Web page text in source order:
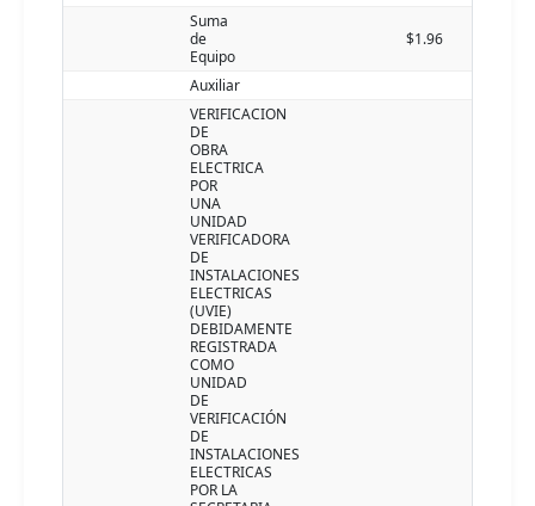
Suma
de
Equipo
$1.96
Auxiliar
VERIFICACION
DE
OBRA
ELECTRICA
POR
UNA
UNIDAD
VERIFICADORA
DE
INSTALACIONES
ELECTRICAS
(UVIE)
DEBIDAMENTE
REGISTRADA
COMO
UNIDAD
DE
VERIFICACIÓN
DE
INSTALACIONES
ELECTRICAS
POR LA